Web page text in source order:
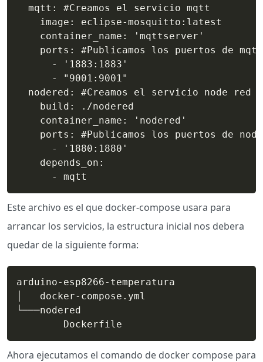
  mqtt: #Creamos el servicio mqtt
    image: eclipse-mosquitto:latest
    container_name: 'mqttserver'
    ports: #Publicamos los puertos de mqtt
      - '1883:1883'
      - "9001:9001"
  nodered: #Creamos el servicio node red
    build: ./nodered
    container_name: 'nodered'
ports: #Publicamos los puertos de
      - '1880:1880'
    depends_on:
      - mqtt
Este archivo es el que docker-compose usara para
arrancar los servicios, la estructura inicial nos debera
quedar de la siguiente forma:
arduino-esp8266-temperatura
│   docker-compose.yml
└───nodered
        Dockerfile
Ahora ejecutamos el comando de docker compose para